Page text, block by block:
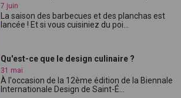
7 juin
La saison des barbecues et des planchas est
lancée ! Et si vous cuisiniez du poi...
Qu'est-ce que le design culinaire ?
31 mai
À l'occasion de la 12ème édition de la Biennale
Internationale Design de Saint-É...